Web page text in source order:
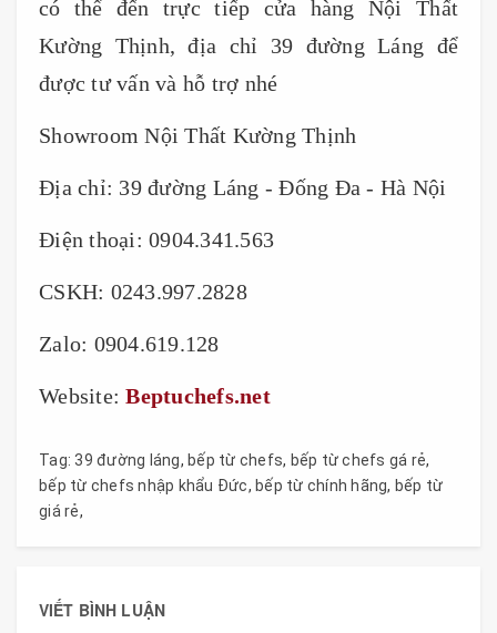
có thể đến trực tiếp cửa hàng Nội Thất
Kường Thịnh, địa chỉ 39 đường Láng để
được tư vấn và hỗ trợ nhé
Showroom Nội Thất Kường Thịnh
Địa chỉ: 39 đường Láng - Đống Đa - Hà Nội
Điện thoại: 0904.341.563
CSKH: 0243.997.2828
Zalo: 0904.619.128
Website:Beptuchefs.net
Tag: 39 đường láng, bếp từ chefs, bếp từ chefs gá rẻ,
bếp từ chefs nhập khẩu Đức, bếp từ chính hãng, bếp từ
giá rẻ,
VIẾT BÌNH LUẬN